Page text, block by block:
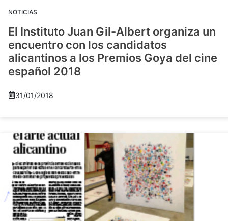
NOTICIAS
El Instituto Juan Gil-Albert organiza un
encuentro con los candidatos
alicantinos a los Premios Goya del cine
español 2018
31/01/2018